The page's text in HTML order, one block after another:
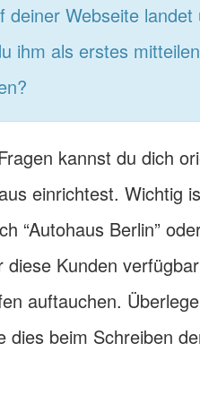
deiner Webseite
ihm als erstes
kannst du dich
einrichtest. Wichtig
“Autohaus Berlin”
diese Kunden
auftauchen.
dies beim Schreiben